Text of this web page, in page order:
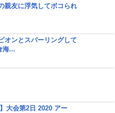
親友に浮気してボコられ
オンとスパーリングして
海...
大会第2日 2020 アー